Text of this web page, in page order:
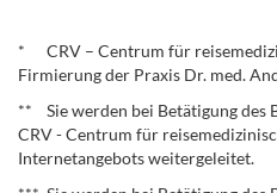
* CRV – Centrum für
Firmierung der Praxis Dr. med.
** Sie werden bei Betätigung des
CRV - Centrum für
Internetangebots weitergeleitet.